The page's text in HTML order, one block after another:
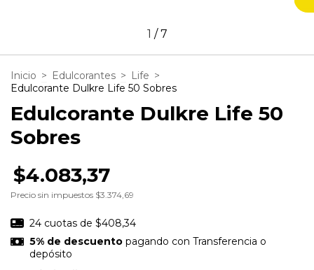
1 /7
Inicio > Edulcorantes > Life >
Edulcorante Dulkre Life 50 Sobres
Edulcorante Dulkre Life 50
Sobres
$4.083,37
Precio sin impuestos $3.374,69
24 cuotas de $408,34
5% de descuentopagando con Transferencia o
depósito